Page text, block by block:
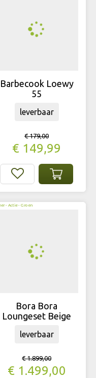
Barbecook Loewy
55
€ 179,00
€ 149,99
leverbaar
Bora Bora
Loungeset Beige
€ 1.899,00
€ 1.499,00
leverbaar